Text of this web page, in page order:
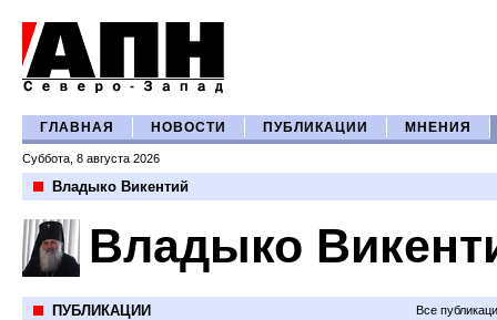
ГЛАВНАЯ НОВОСТИ ПУБЛИКАЦИИ МНЕНИЯ
Суббота, 8 августа 2026
Владыко Викентий
Владыко
ПУБЛИКАЦИИ Все